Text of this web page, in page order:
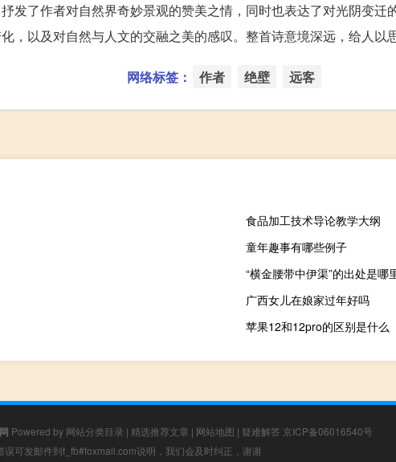
发了作者对自然界奇妙景观的赞美之情，同时也表达了对光阴变迁
，以及对自然与人文的交融之美的感叹。整首诗意境深远，给人以
网络标签： 作者 绝壁 远客
食品加工技术导论教学大纲
童年趣事有哪些例子
“横金腰带中伊渠”的出处是哪
广西女儿在娘家过年好吗
苹果12和12pro的区别是什么
Powered by 网站分类目录 | 精选推荐文章 | 网站地图 | 疑难解答 京ICP备06016540号
可发邮件到f_fb#foxmail.com说明，我们会及时纠正，谢谢